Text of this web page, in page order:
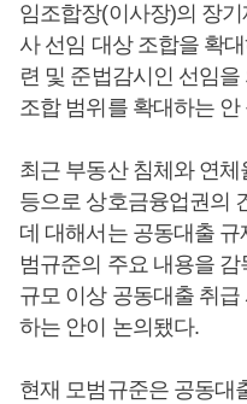
임조합장(이사장)의 장
사 선임 대상 조합을 확
련 및 준법감시인 선임
조합 범위를 확대하는 안
최근 부동산 침체와 연
등으로 상호금융업권의
데 대해서는 공동대출
범규준의 주요 내용을
규모 이상 공동대출 취
하는 안이 논의됐다.
현재 모범규준은 공동대